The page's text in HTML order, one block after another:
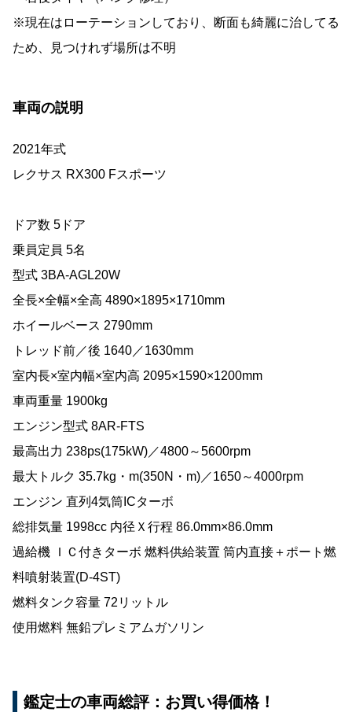
※現在はローテーションしており、断面も綺麗に治してる
ため、見つけれず場所は不明
車両の説明
2021年式
レクサス RX300 Fスポーツ
ドア数 5ドア
乗員定員 5名
型式 3BA-AGL20W
全長×全幅×全高 4890×1895×1710mm
ホイールベース 2790mm
トレッド前／後 1640／1630mm
室内長×室内幅×室内高 2095×1590×1200mm
車両重量 1900kg
エンジン型式 8AR-FTS
最高出力 238ps(175kW)／4800～5600rpm
最大トルク 35.7kg・m(350N・m)／1650～4000rpm
エンジン 直列4気筒ICターボ
総排気量 1998cc 内径Ｘ行程 86.0mm×86.0mm
過給機 ＩＣ付きターボ 燃料供給装置 筒内直接＋ポート燃
料噴射装置(D-4ST)
燃料タンク容量 72リットル
使用燃料 無鉛プレミアムガソリン
鑑定士の車両総評：お買い得価格！